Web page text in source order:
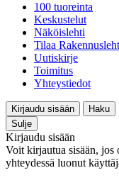
100 tuoreinta
Keskustelut
Näköislehti
Tilaa
Uutiskirje
Toimitus
Yhteystiedot
Kirjaudu sisään
Haku
Sulje
Kirjaudu sisään
Voit kirjautua sisään, jos
yhteydessä luonut